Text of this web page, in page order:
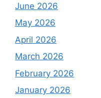
June 2026
May 2026
April 2026
March 2026
February 2026
January 2026